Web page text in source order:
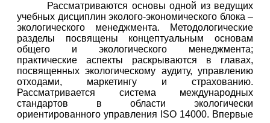
Рассматриваются основы одной из ведущих
учебных дисциплин эколого-экономического блока –
экологического менеджмента. Методологические
разделы посвящены концептуальным основам
общего и экологического менеджмента;
практические аспекты раскрываются в главах,
посвященных экологическому аудиту, управлению
отходами, маркетингу и страхованию.
Рассматривается система международных
стандартов в области экологически
ориентированного управления ISO 14000. Впервые